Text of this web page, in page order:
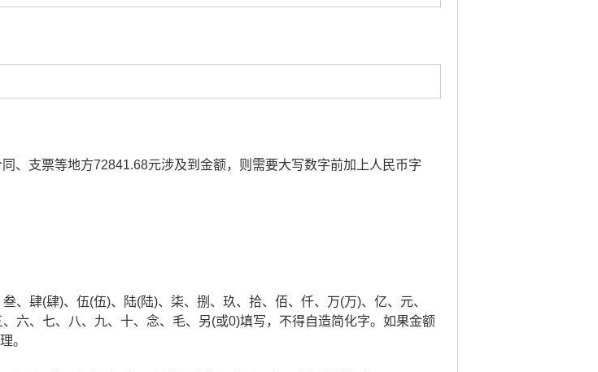
、支票等地方72841.68元涉及到金额，则需要大写数字前加上人民币字
、肆(肆)、伍(伍)、陆(陆)、柒、捌、玖、拾、佰、仟、万(万)、亿、元、
六、七、八、九、十、念、毛、另(或0)填写，不得自造简化字。如果金额
。